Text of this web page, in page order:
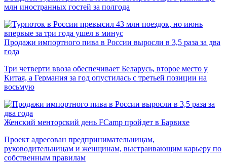
млн иностранных гостей за полгода
Продажи импортного пива в России выросли в 3,5 раза за два
года
Три четверти ввоза обеспечивает Беларусь, второе место у
Китая, а Германия за год опустилась с третьей позиции на
восьмую
Женский менторский день FCamp пройдет в Барвихе
Проект адресован предпринимательницам,
руководительницам и женщинам, выстраивающим карьеру по
собственным правилам